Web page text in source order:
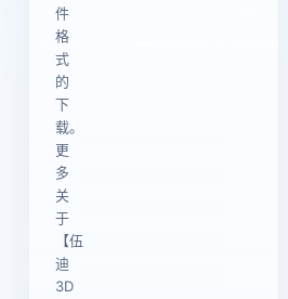
件
格
式
的
下
载。
更
多
关
于
【伍
迪
3D